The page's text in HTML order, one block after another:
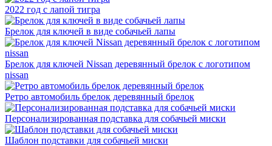
2022 год с лапой тигра
Брелок для ключей в виде собачьей лапы
Брелок для ключей Nissan деревянный брелок с логотипом
nissan
Ретро автомобиль брелок деревянный брелок
Персонализированная подставка для собачьей миски
Шаблон подставки для собачьей миски